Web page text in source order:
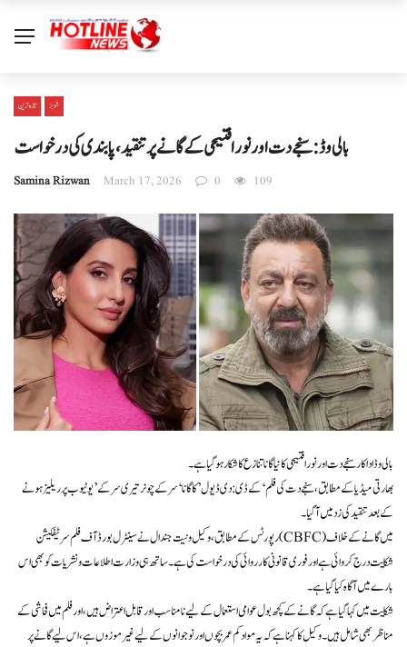
تازہ ترین شوبز
بالی وڈ: سنجے دت اور نورا فتیحی کے گانے پر تنقید، پابندی کی درخواست
Samina Rizwan March 17, 2026 0 109
بالی وڈ اداکار سنجے دت اور نورا فتیحی کا نیا گانا تنازع کا شکار ہوگیا ہے۔
بھارتی میڈیا کے مطابق، سنجے دت کی فلم ‘کے ڈی: دی ڈیول’ کا گانا ‘سرکے چونر تیری سرکے’ یوٹیوب پر ریلیز ہونے
کے بعد تنقید کی زد میں آگیا۔
رپورٹس کے مطابق، وکیل ونیت جندال نے سینٹرل بورڈ آف فلم سرٹیفکیشن (CBFC) میں گانے کے خلاف
شکایت درج کروائی ہے اور فوری قانونی کارروائی کی درخواست کی ہے۔ ساتھ ہی وزارت اطلاعات و نشریات کو بھی اس
بارے میں آگاہ کیا گیا ہے۔
شکایت میں کہا گیا ہے کہ گانے کے کچھ بول عوامی استعمال کے لیے نامناسب اور قابل اعتراض ہیں، اور فلم میں فحاشی کے
مناظر بھی شامل ہیں۔ وکیل کا کہنا ہے کہ یہ مواد کم عمر بچوں اور نوجوانوں کے لیے غیر موزوں ہے، اس لیے گانے پر